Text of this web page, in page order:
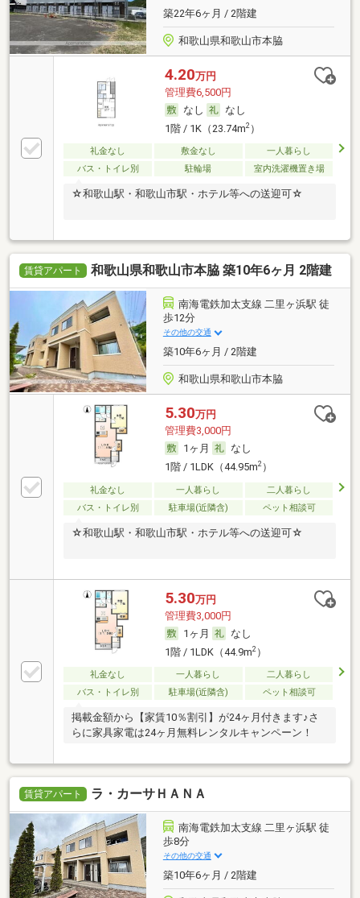
築22年6ヶ月 / 2階建
和歌山県和歌山市本脇
4.20万円
管理費6,500円
なし
なし
1階 / 1K（23.74m2）
礼金なし 敷金なし
一人暮らし
バス・トイレ別
駐輪場 室内洗濯機置き場
☆和歌山駅・和歌山市駅・ホテル等への送迎可☆
賃貸アパート 和歌山県和歌山市本脇 築10年6ヶ月 2階建
南海電鉄加太支線 二里ヶ浜駅 徒
歩12分
その他の交通
築10年6ヶ月 / 2階建
和歌山県和歌山市本脇
5.30万円
管理費3,000円
1ヶ月
なし
1階 / 1LDK（44.95m2）
礼金なし 一人暮らし
二人暮らし
バス・トイレ別
駐車場(近隣含) ペット相談可
☆和歌山駅・和歌山市駅・ホテル等への送迎可☆
5.30万円
管理費3,000円
1ヶ月
なし
1階 / 1LDK（44.9m2）
礼金なし 一人暮らし
二人暮らし
バス・トイレ別
駐車場(近隣含) ペット相談可
掲載金額から【家賃10％割引】が24ヶ月付きます♪さ
らに家具家電は24ヶ月無料レンタルキャンペーン！
賃貸アパート ラ・カーサＨＡＮＡ
南海電鉄加太支線 二里ヶ浜駅 徒
歩8分
その他の交通
築10年6ヶ月 / 2階建